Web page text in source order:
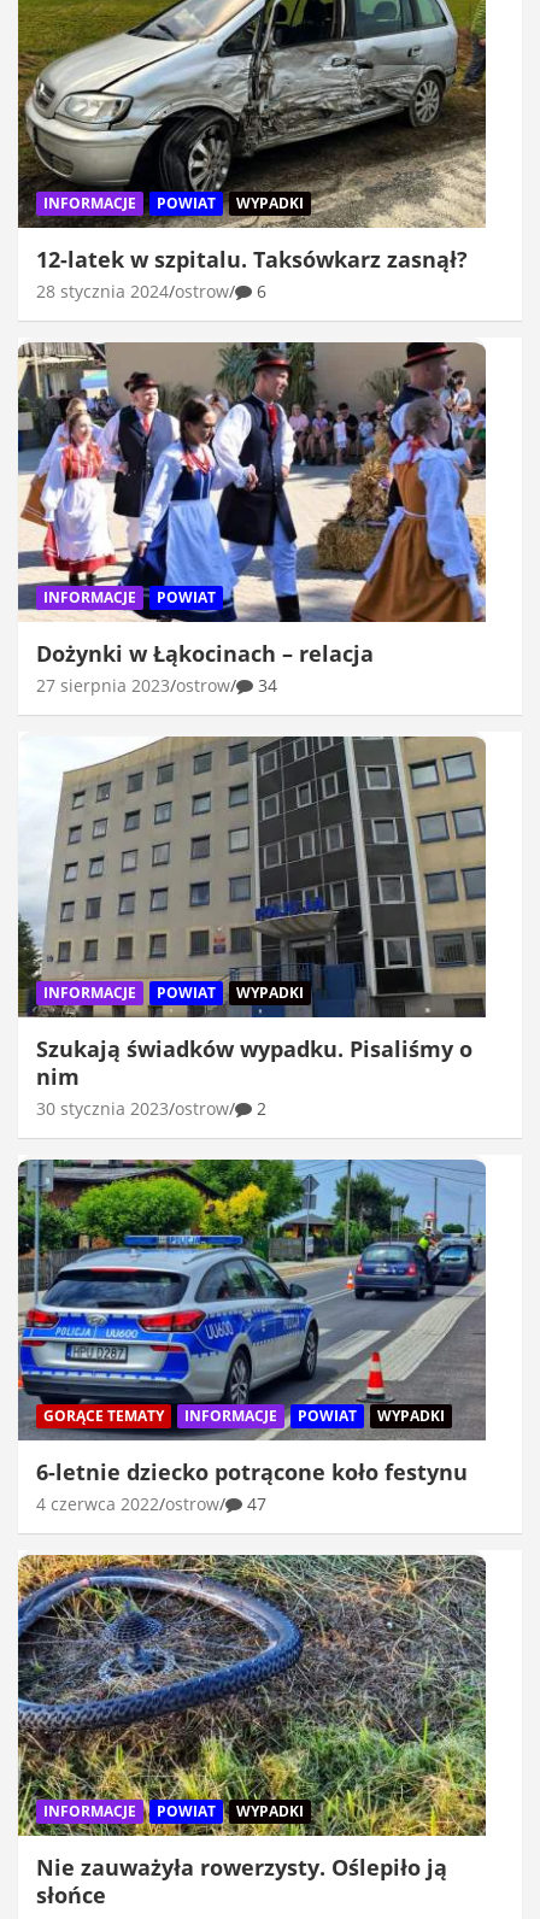
INFORMACJE POWIAT WYPADKI
12-latek w szpitalu. Taksówkarz zasnął?
28 stycznia 2024 ostrow 6
INFORMACJE POWIAT
Dożynki w Łąkocinach – relacja
27 sierpnia 2023 ostrow 34
INFORMACJE POWIAT WYPADKI
Szukają świadków wypadku. Pisaliśmy o
nim
30 stycznia 2023 ostrow 2
GORĄCE TEMATY INFORMACJE POWIAT WYPADKI
6-letnie dziecko potrącone koło festynu
4 czerwca 2022 ostrow 47
INFORMACJE POWIAT WYPADKI
Nie zauważyła rowerzysty. Oślepiło ją
słońce